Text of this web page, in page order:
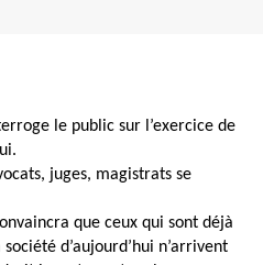
le public sur l’exercice de
juges, magistrats se
que ceux qui sont déjà
d’aujourd’hui n’arrivent